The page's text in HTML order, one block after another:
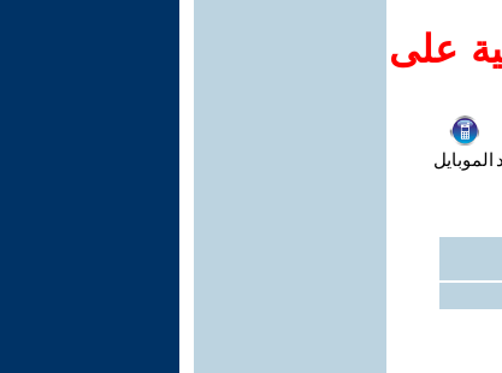
على
الموبايل